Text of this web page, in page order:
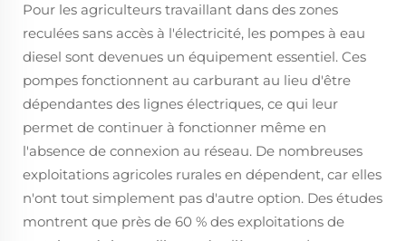
Pour les agriculteurs travaillant dans des zones
reculées sans accès à l'électricité, les pompes à eau
diesel sont devenues un équipement essentiel. Ces
pompes fonctionnent au carburant au lieu d'être
dépendantes des lignes électriques, ce qui leur
permet de continuer à fonctionner même en
l'absence de connexion au réseau. De nombreuses
exploitations agricoles rurales en dépendent, car elles
n'ont tout simplement pas d'autre option. Des études
montrent que près de 60 % des exploitations de